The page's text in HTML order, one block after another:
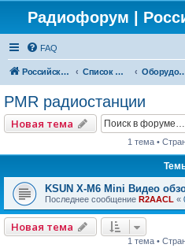
Радиофорум |
FAQ
Российский ФМ проект Список форумов
PMR радиостанции
Новая тема
1 тема •
KSUN X-M6 Mini Видео
Последнее сообщение R2AACL «
Новая тема
1 тема •